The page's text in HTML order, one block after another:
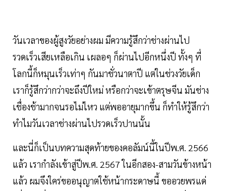
วันเวลาของผู้สูงวัยอย่างผม มีความรู้สึกว่าช่างผ่านไป
รวดเร็วเสียเหลือเกิน เผลอๆ ก็ผ่านไปอีกหนึ่งปี ทั้งๆ ที่
โลกนี้ก็หมุนเร็วเท่าๆ กันมาชั่วนาตาปี แต่ในช่วงวัยเด็ก
เราก็รู้สึกว่ากว่าจะถึงปีใหม่ หรือกว่าจะเข้าตรุษจีน มันช่าง
เชื่องช้ามากจนรอไม่ไหว แต่พออายุมากขึ้น ก็ทำให้รู้สึกว่า
ทำไมวันเวลาช่างผ่านไปรวดเร็วปานนั้น
และนี่ก็เป็นบทความสุดท้ายของคอลัมน์นี้ในปีพ.ศ. 2566
แล้ว เรากำลังเข้าสู่ปีพ.ศ. 2567 ในอีกสอง-สามวันข้างหน้า
แล้ว ผมจึงใคร่ขออนุญาตใช้หน้ากระดาษนี้ ขออวยพรแด่